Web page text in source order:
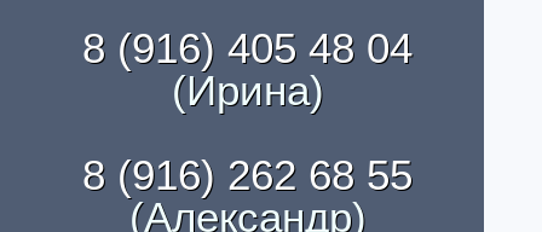
8 (916) 405 48 04
(Ирина)
8 (916) 262 68 55
(Александр)